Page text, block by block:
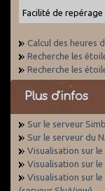
Facilité de repérage
Calcul des heures
Recherche les
Recherche les
Plus d'infos
Sur le serveur
Sur le serveur du
Visualisation sur
Visualisation sur le
Visualisation sur le